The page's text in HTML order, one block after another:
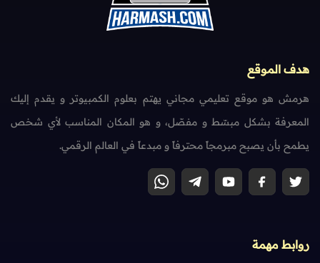
هدف الموقع
هرمش هو موقع تعليمي مجاني يهتم بعلوم الكمبيوتر و يقدم إليك
المعرفة بشكل مبسّط و مفصّل، و هو المكان المناسب لأي شخص
يطمح بأن يصبح مبرمجاً محترفاً و مبدعاً في العالم الرقمي.
روابط مهمة